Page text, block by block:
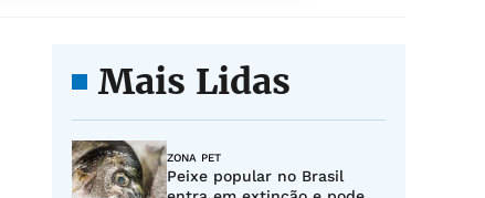
Mais Lidas
ZONA PET
Peixe popular no Brasil